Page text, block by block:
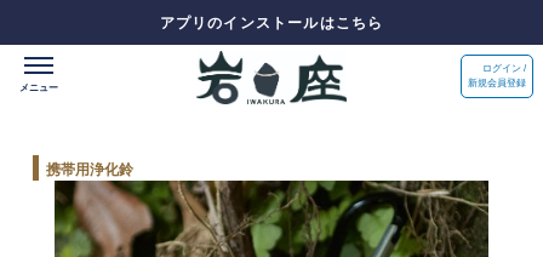
アプリのインストールはこちら
ログイン /
新規会員登録
携帯用浄化鈴